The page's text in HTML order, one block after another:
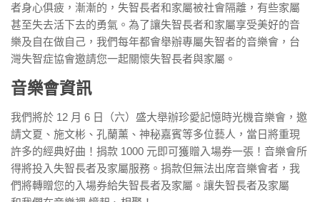
者身心俱疲，漸漸的，失智長者和家屬被社會隔離，有些家屬
甚至失去活下去的勇氣。為了讓失智長者和家屬享受美好的音
樂及自在做自己，我們每年都會舉辦專屬失智者的音樂會，台
灣失智症協會邀請您一起關懷失智長者與家屬。
音樂會資訊
我們將於 12 月 6 日（六）盛大舉辦珍愛記憶時光機音樂會，邀
請文夏、施文彬、孔蘭薰、神秘嘉賓等多位藝人，當日將重現
許多的經典好曲！捐款 1000 元即可獲贈入場券一張！音樂會所
得將投入失智長者及家屬服務。捐款但無法出席音樂會者，我
們將轉贈您的入場券給失智長者及家屬。讓失智長者及家屬